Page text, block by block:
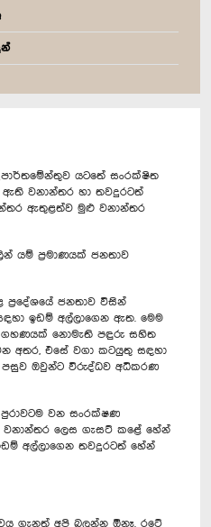
යටතේ සංරක්ෂිත
වනාන්තර හා තවදුරටත්
ඇතුළත්ව මුළු වනාන්තර
ප්‍රමාණයක් ජනතාව
ජනතාව විසින්
ඉඩම් අල්ලාගෙන ඇත. මෙම
ගහණයක් නොමැති පඳුරු සහිත
අතර, එසේ වගා කටයුතු සඳහා
පසුව ඔවුන්ට විරුද්ධව අධිකරණ
වන සංරක්ෂණ
ලෙස ගැසට් කළේ හේන්
අල්ලාගෙන තවදුරටත් හේන්
ගැනත් අපි බලන්න ඕනෑ. ‍රටේ